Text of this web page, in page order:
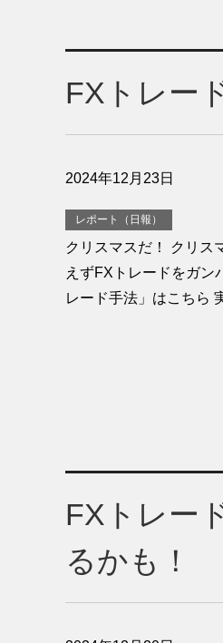
FXトレー
2024年12月23日
レポート（日報）
クリスマスだ！ クリス
えずFXトレードをガ
レード手法」はこちら
FXトレー
るかも！